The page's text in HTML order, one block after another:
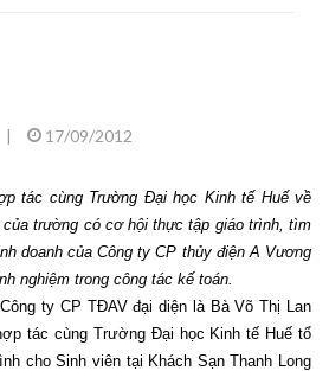
| 17/09/2012
tác cùng Trường Đại học Kinh tế Huế về
trường có cơ hội thực tập giáo trình, tìm
doanh của Công ty CP thủy điện A Vương
nghiệm trong công tác kế toán.
ty CP TĐAV đại diện là Bà Võ Thị Lan
tác cùng Trường Đại học Kinh tế Huế tổ
cho Sinh viên tại Khách Sạn Thanh Long